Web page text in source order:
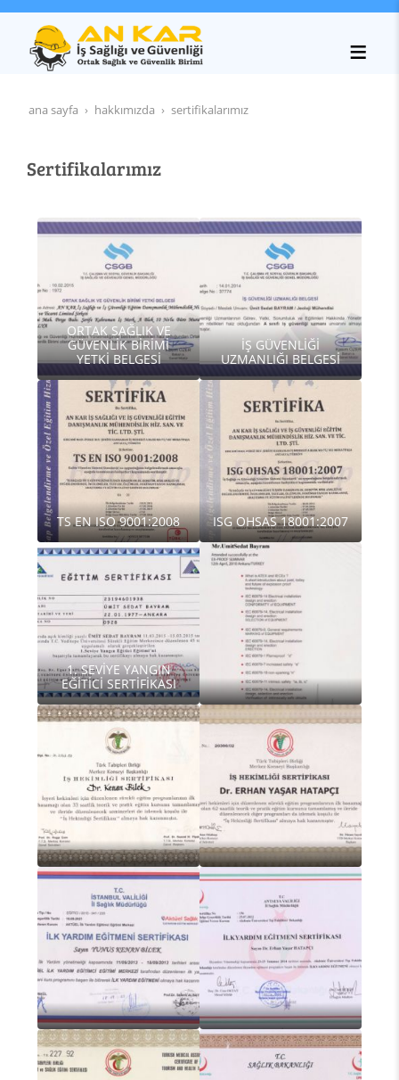
ana sayfa hakkımızda sertifikalarımız
Sertifikalarımız
ORTAK SAĞLIK VE
GÜVENLİK BİRİMİ
YETKİ BELGESİ
İŞ GÜVENLİĞİ
UZMANLIĞI BELGESİ
TS EN ISO 9001:2008 ISG OHSAS 18001:2007
1. SEVİYE YANGIN
EĞİTİCİ SERTİFİKASI